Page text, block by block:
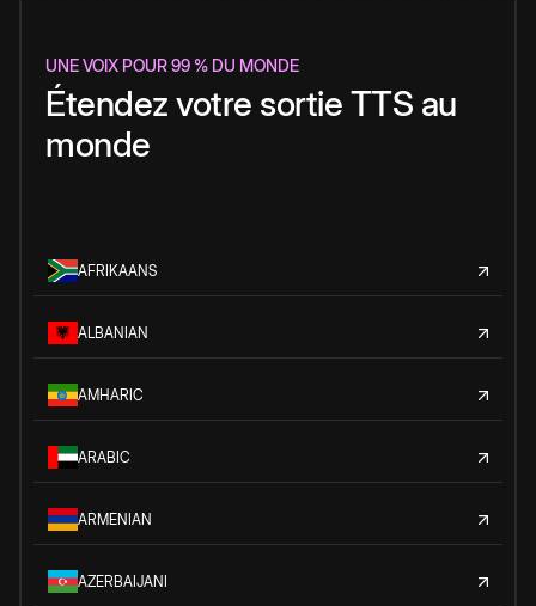
UNE VOIX POUR 99 % DU MONDE
Étendez votre sortie TTS au
monde
AFRIKAANS
ALBANIAN
AMHARIC
ARABIC
ARMENIAN
AZERBAIJANI